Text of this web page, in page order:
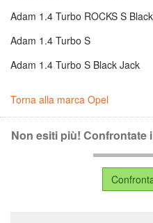
Adam 1.4 Turbo ROCKS S
Adam 1.4 Turbo S
Adam 1.4 Turbo S Black Jack
Torna alla marca Opel
Non esiti più! Confrontate